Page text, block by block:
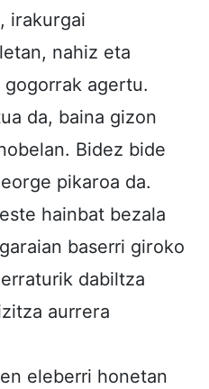
irakurgai
nahiz eta
agertu.
da, baina gizon
Bidez bide
pikaroa da.
hainbat bezala
baserri giroko
dabiltza
aurrera
eleberri honetan